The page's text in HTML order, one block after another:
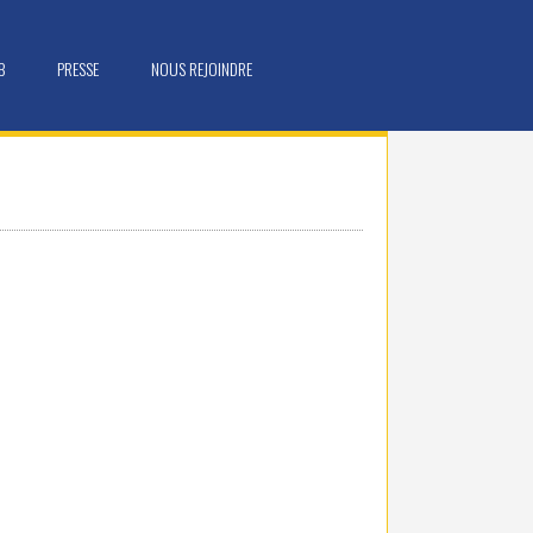
PRESSE NOUS REJOINDRE